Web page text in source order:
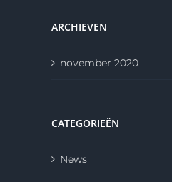
ARCHIEVEN
november 2020
CATEGORIEËN
News